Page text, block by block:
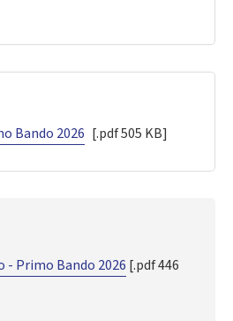
Bando 2026 [.pdf 505 KB]
- Primo Bando 2026 [.pdf 446